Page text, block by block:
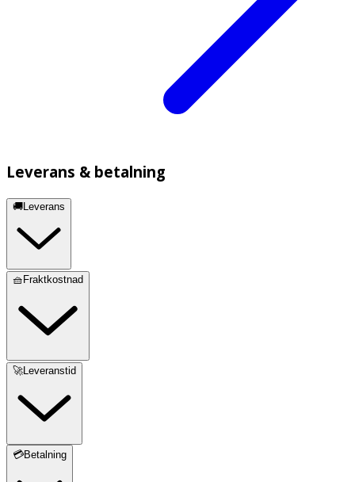
Leverans & betalning
🚚Leverans
🧺Fraktkostnad
🚀Leveranstid
💳Betalning